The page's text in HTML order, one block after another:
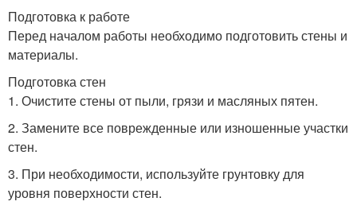
Подготовка к работе
Перед началом работы необходимо подготовить стены и
материалы.
Подготовка стен
1. Очистите стены от пыли, грязи и масляных пятен.
2. Замените все поврежденные или изношенные участки
стен.
3. При необходимости, используйте грунтовку для
уровня поверхности стен.